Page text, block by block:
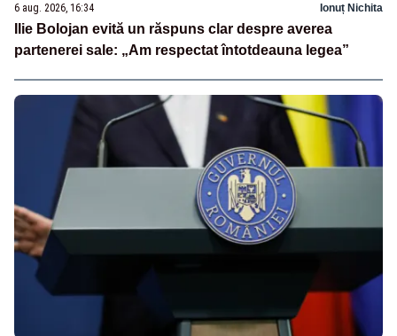
6 aug. 2026, 16:34 Ionuț Nichita
Ilie Bolojan evită un răspuns clar despre averea
partenerei sale: „Am respectat întotdeauna legea”